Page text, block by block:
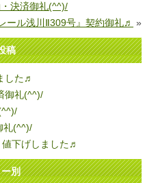
決済御礼(^^)/
ール浅川Ⅱ309号』契約御礼♬ »
稿
した♬
御礼(^^)/
礼(^^)/
値下げしました♬
別